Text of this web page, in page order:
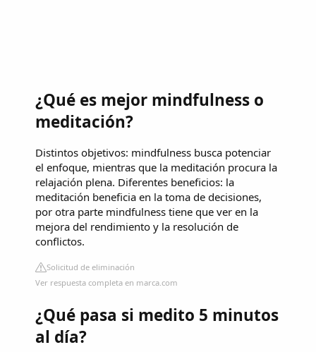
¿Qué es mejor mindfulness o
meditación?
Distintos objetivos: mindfulness busca potenciar
el enfoque, mientras que la meditación procura la
relajación plena. Diferentes beneficios: la
meditación beneficia en la toma de decisiones,
por otra parte mindfulness tiene que ver en la
mejora del rendimiento y la resolución de
conflictos.
Solicitud de eliminación
Ver respuesta completa en marca.com
¿Qué pasa si medito 5 minutos
al día?